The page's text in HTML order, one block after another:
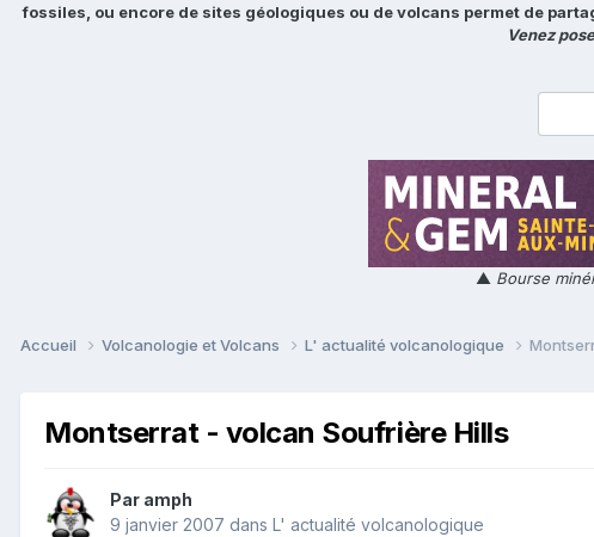
fossiles, ou encore de sites géologiques ou de volcans permet de
Venez
▲ Bourse
Accueil Volcanologie et Volcans L' actualité volcanologique
Montserrat - volcan Soufrière Hills
Par amph
9 janvier 2007 dans L' actualité volcanologique